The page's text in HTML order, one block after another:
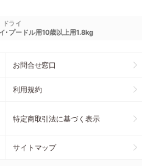
ドライ
･プードル用10歳以上用1.8kg
お問合せ窓口
利用規約
特定商取引法に基づく表示
サイトマップ